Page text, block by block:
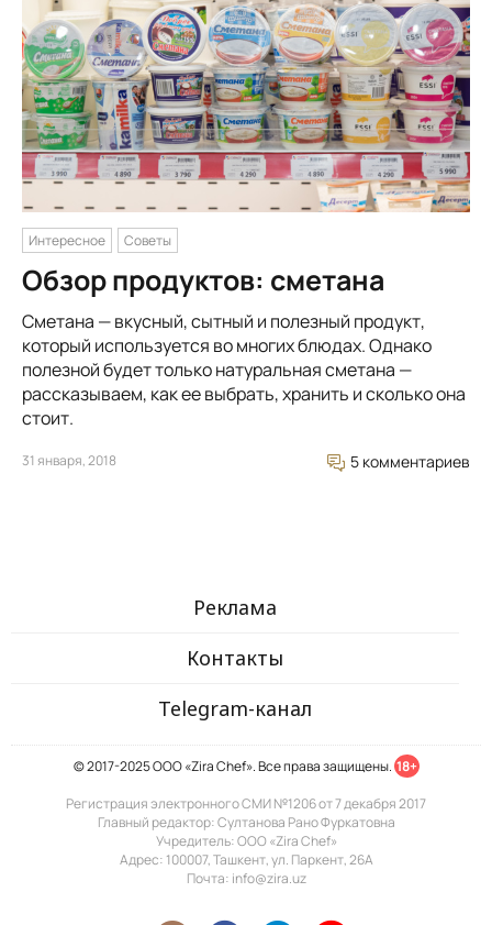
Интересное Советы
Обзор продуктов: сметана
Сметана — вкусный, сытный и полезный продукт,
который используется во многих блюдах. Однако
полезной будет только натуральная сметана —
рассказываем, как ее выбрать, хранить и сколько она
стоит.
31 января, 2018 5 комментариев
Реклама
Контакты
Telegram-канал
© 2017-2025 ООО «Zira Chef». Все права защищены. 18+
Регистрация электронного СМИ №1206 от 7 декабря 2017
Главный редактор: Султанова Рано Фуркатовна
Учредитель: ООО «Zira Chef»
Адрес: 100007, Ташкент, ул. Паркент, 26А
Почта: info@zira.uz